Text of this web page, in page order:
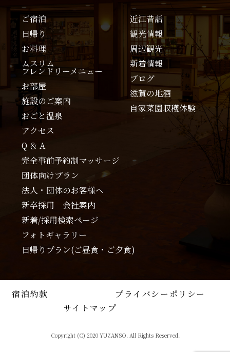
ご宿泊
日帰り
お料理
ムスリム
フレンドリーメニュー
お部屋
施設のご案内
おごと温泉
アクセス
近江昔話
観光情報
周辺観光
新着情報
ブログ
滋賀の地酒
自家菜園収穫体験
Q ＆ A
完全事前予約制マッサージ
団体向けプラン
法人・団体のお客様へ
新卒採用 会社案内
新着/採用検索ページ
フォトギャラリー
日帰りプラン(ご昼食・ご夕食)
宿泊約款
プライバシーポリシー
サイトマップ
Copyright (C) 2020 YUZANSO. All Rights Reserved.